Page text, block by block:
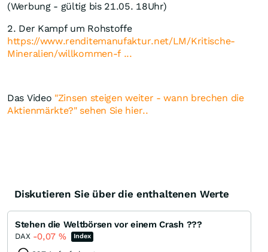
(Werbung - gültig bis 21.05. 18Uhr)
2. Der Kampf um Rohstoffe
https://www.renditemanufaktur.net/LM/Kritische-
Mineralien/willkommen-f ...
Das Video "Zinsen steigen weiter - wann brechen die
Aktienmärkte?" sehen Sie hier..
Diskutieren Sie über die enthaltenen Werte
Stehen die Weltbörsen vor einem Crash ???
DAX -0,07 % Index